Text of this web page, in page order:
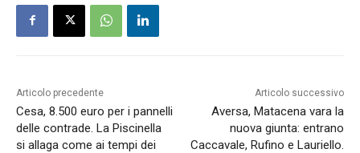
Articolo precedente
Cesa, 8.500 euro per i pannelli
delle contrade. La Piscinella
si allaga come ai tempi dei
Articolo successivo
Aversa, Matacena vara la
nuova giunta: entrano
Caccavale, Rufino e Lauriello.